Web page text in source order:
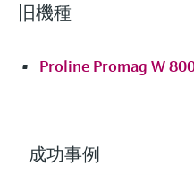
旧機種
Proline Promag W
成功事例